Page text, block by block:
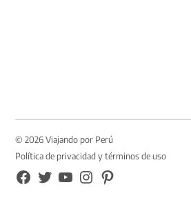
© 2026 Viajando por Perú
Política de privacidad y términos de uso
FB
TW YouTubeInstagramPinterest